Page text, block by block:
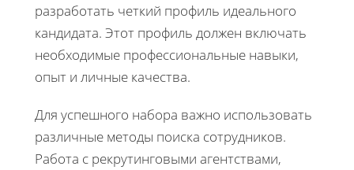
разработать четкий профиль идеального
кандидата. Этот профиль должен включать
необходимые профессиональные навыки,
опыт и личные качества.
Для успешного набора важно использовать
различные методы поиска сотрудников.
Работа с рекрутинговыми агентствами,